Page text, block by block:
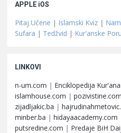
APPLE iOS
Pitaj Učene | Islamski Kviz |
Sufara | Tedžvid | Kur'anske
LINKOVI
n-um.com | Enciklopedija Kur'ana
islamhouse.com | pozivistine.com
zijadljakic.ba |
minber.ba | hidayaacademy.com
putsredine.com | Predaje BiH